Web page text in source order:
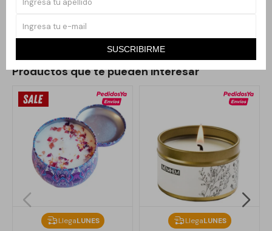
SUSCRIBIRME
cenas o rincones decorativos del hogar.
Productos que te pueden interesar
LlegaLUNES LlegaLUNES